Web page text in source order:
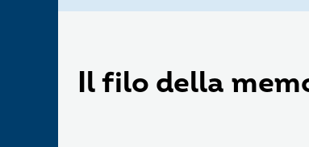
Il filo della